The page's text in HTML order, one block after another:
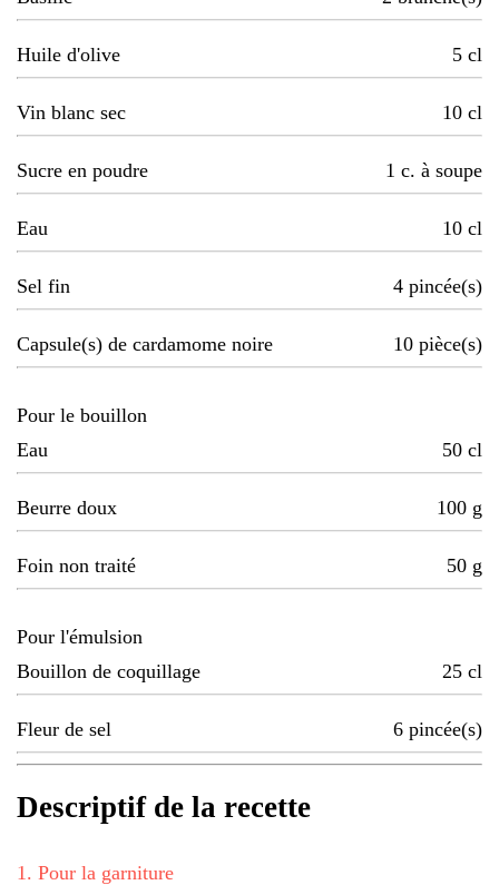
Huile d'olive 5 cl
Vin blanc sec 10 cl
Sucre en poudre 1 c. à soupe
Eau 10 cl
Sel fin 4 pincée(s)
Capsule(s) de cardamome noire 10 pièce(s)
Pour le bouillon
Eau
50 cl
Beurre doux 100 g
Foin non traité 50 g
Pour l'émulsion
Bouillon de coquillage
25 cl
Fleur de sel 6 pincée(s)
Descriptif de la recette
1 . Pour la garniture